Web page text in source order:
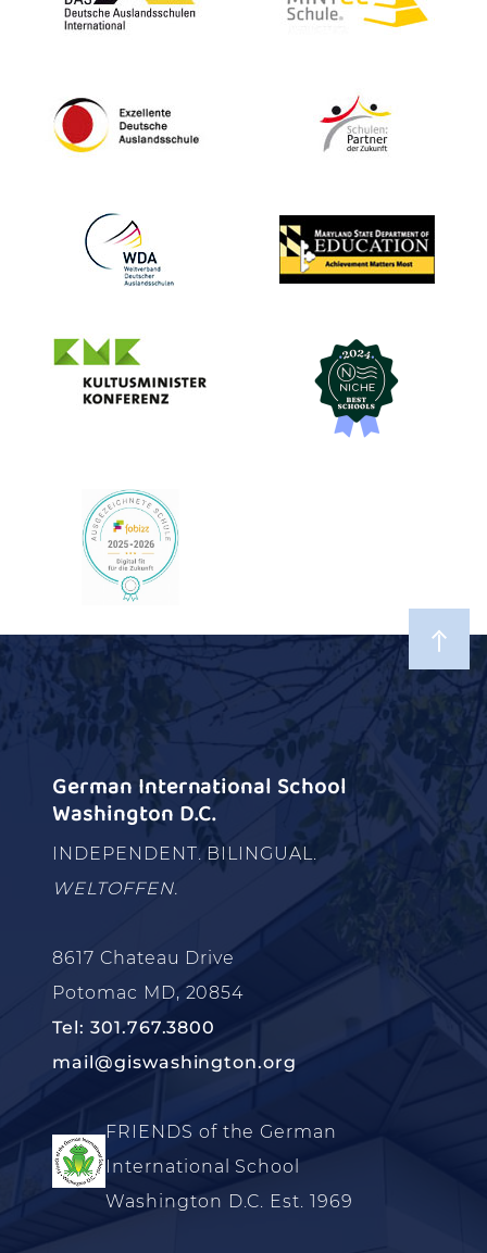
German International School
Washington D.C.
INDEPENDENT. BILINGUAL.
WELTOFFEN.
8617 Chateau Drive
Potomac MD, 20854
Tel: 301.767.3800
mail@giswashington.org
FRIENDS of the German
International School
Washington D.C. Est. 1969